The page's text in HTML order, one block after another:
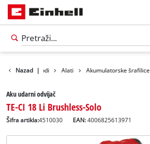
Nazad |
Proizvodi Alati Akumulatorske šrafilice
Aku udarni odvijač
TE-CI 18 Li Brushless-Solo
Šifra artikla:4510030 EAN:4006825613971